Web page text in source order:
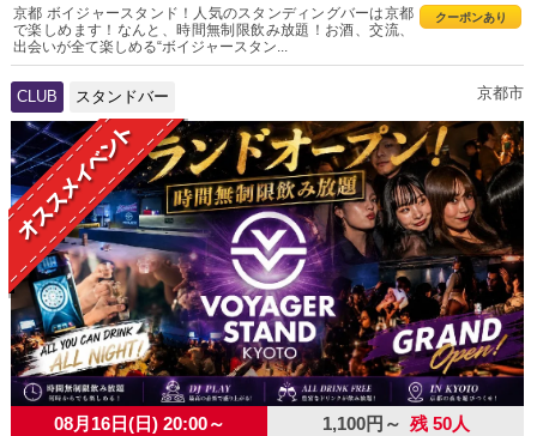
クーポンあり
京都 ボイジャースタンド！人気のスタンディングバーは京都
で楽しめます！なんと、時間無制限飲み放題！お酒、交流、
出会いが全て楽しめる“ボイジャースタン...
CLUB スタンドバー 京都市
08月16日(日) 20:00～ 1,100円～ 残 50人